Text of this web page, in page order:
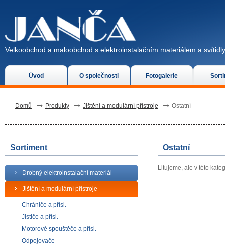
Úvod O společnosti Fotogalerie
Velkoobchod a maloobchod s elektroinstalačním materiálem a
Domů Produkty Jištění a modulární přístroje Ostatní
Sortiment
Drobný elektroinstalační materiál
Jištění a modulární přístroje
Chrániče a přísl.
Jističe a přísl.
Motorové spouštěče a přísl.
Odpojovače
Ostatní
Litujeme, ale v této